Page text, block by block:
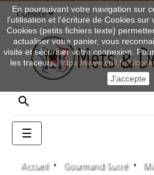
Compte

Basculer
la
navigation
☰
Accueil Gourmand Sucré
En poursuivant votre navigation sur
l’utilisation et l'écriture de Cookies
Cookies (petits fichiers texte)
actualiser votre panier, vous
visite et sécuriser votre connexion.
les traceurs: https://www.cnil.fr/fr/
J'accepte